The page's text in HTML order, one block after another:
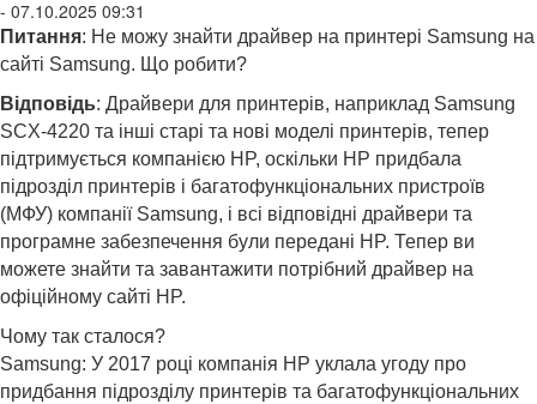
- 07.10.2025 09:31
Питання: Не можу знайти драйвер на принтері Samsung на
сайті Samsung. Що робити?
Відповідь: Драйвери для принтерів, наприклад Samsung
SCX-4220 та інші старі та нові моделі принтерів, тепер
підтримується компанією HP, оскільки HP придбала
підрозділ принтерів і багатофункціональних пристроїв
(МФУ) компанії Samsung, і всі відповідні драйвери та
програмне забезпечення були передані HP. Тепер ви
можете знайти та завантажити потрібний драйвер на
офіційному сайті HP.
Чому так сталося?
Samsung: У 2017 році компанія HP уклала угоду про
придбання підрозділу принтерів та багатофункціональних